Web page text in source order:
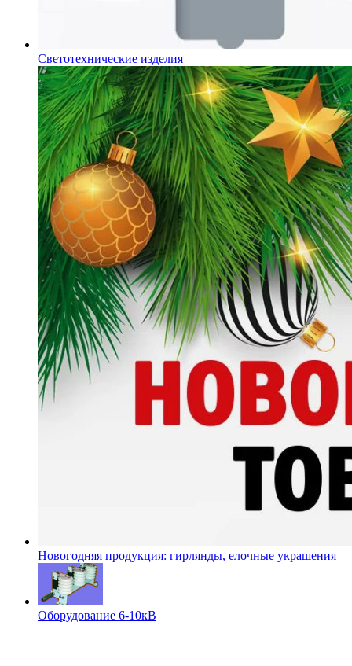
Светотехнические изделия
Новогодняя продукция: гирлянды, елочные украшения
Оборудование 6-10кВ